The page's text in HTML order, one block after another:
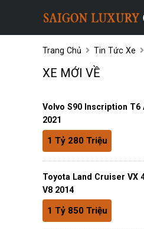
Trang Chủ Tin Tức Xe
XE MỚI VỀ
Volvo S90 Inscription T6
2021
1 Tỷ 280 Triệu
Toyota Land Cruiser VX
V8 2014
1 Tỷ 850 Triệu